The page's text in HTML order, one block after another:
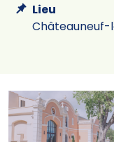
Lieu
Châteauneuf-